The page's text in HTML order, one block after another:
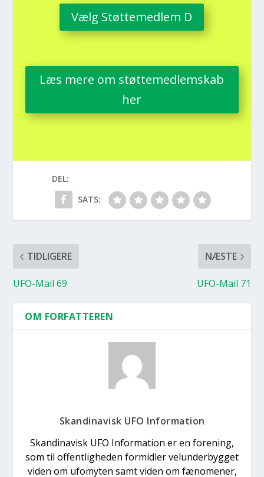
Vælg Støt­te­med­lem D
Læs mere om støt­te­med­lem­skab
her
DEL:
SATS:
TIDLIGERE
UFO-Mail 69
NÆSTE
UFO-Mail 71
OM FORFATTEREN
Skandinavisk UFO Information
Skandinavisk UFO Information er en forening,
som til offentligheden formidler velunderbygget
viden om ufomyten samt viden om fænomener,